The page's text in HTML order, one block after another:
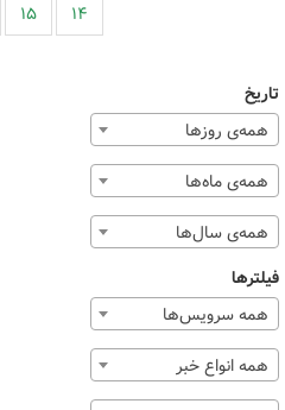
۱۴ ۱۵
تاریخ
همه‌ی روزها
همه‌ی ماه‌ها
همه‌ی سال‌ها
فیلترها
همه سرویس‌ها
همه انواع خبر